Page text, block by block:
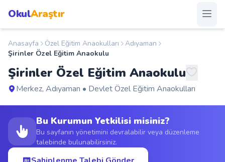
OkulAraştır
Anasayfa
Okullar
Şehirler
Kampanyalar
Anasayfa Özel Eğitim Anaokulları
Adıyaman
Şirinler Özel Eğitim Anaokulu
Şirinler Özel Eğitim Anaokulu
Merkez, Adıyaman • Devlet Özel Eğitim Anaokulları
Bu Kurumun Yetkilisi misiniz?
Bu sayfanın yönetimini devralabilir veya düzenleme
talebinde bulunabilirsiniz.